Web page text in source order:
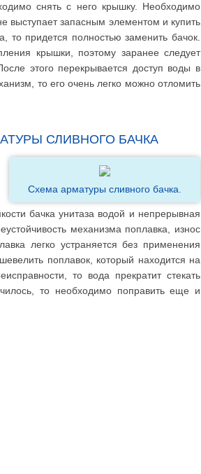
снять с него крышку. Необходимо
выступает запасным элементом и купить
то придется полностью заменить бачок.
крышки, поэтому заранее следует
этого перекрывается доступ воды в
то его очень легко можно отломить
СЛИВНОГО БАЧКА
Схема арматуры сливного бачка.
бачка унитаза водой и непрерывная
механизма поплавка, износ
легко устраняется без применения
поплавок, который находится на
то вода прекратит стекать
то необходимо поправить еще и